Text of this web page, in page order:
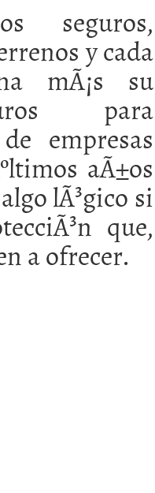
empresas
Antes de
reales para pymes
por cuenta propia
seguros,
y cada
mÃ¡s su
para
empresas
aÃ±os
lÃ³gico si
que,
a ofrecer.